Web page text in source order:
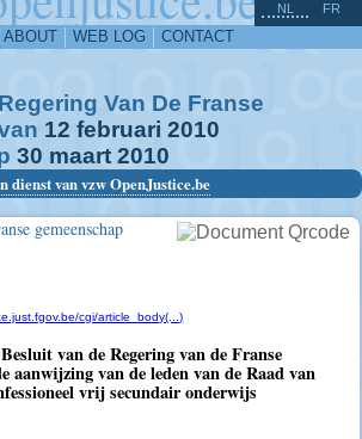
ABOUT WEB LOG CONTACT
NL FR
Van De Franse
12 februari 2010
30 maart 2010
dienst van vzw OpenJustice.be
gemeenschap
cgi/article_body(...)
van de Regering van de Franse
aanwijzing van de leden van de Raad van
vrij secundair onderwijs
^